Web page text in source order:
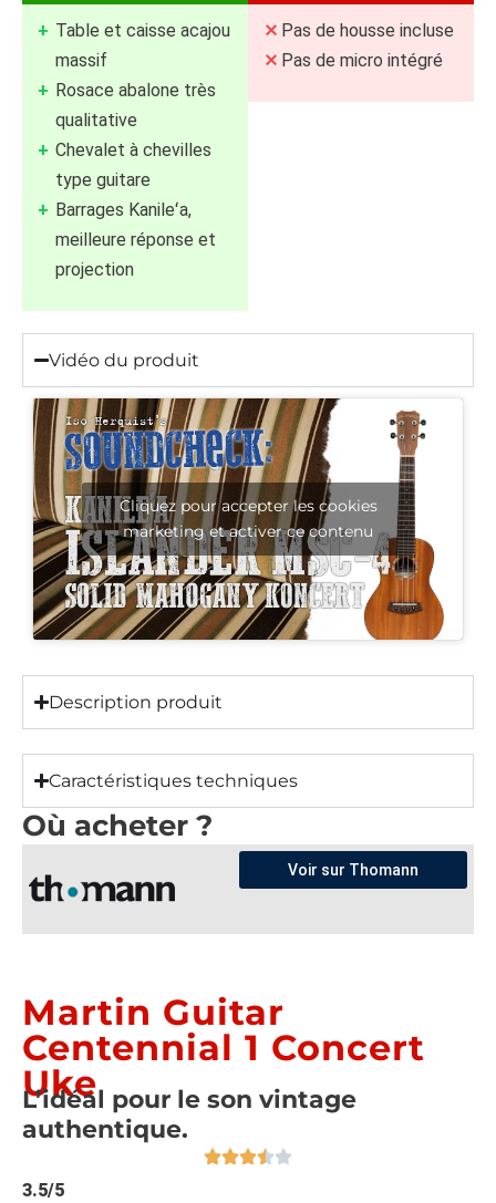
Table et caisse acajou
massif
Rosace abalone très
qualitative
Chevalet à chevilles
type guitare
Barrages Kanileʻa,
meilleure réponse et
projection
Pas de housse incluse
Pas de micro intégré
Vidéo du produit
Cliquez pour accepter les cookies
marketing et activer ce contenu
Description produit
Caractéristiques techniques
Où acheter ?
Voir sur Thomann
Martin Guitar
Centennial 1 Concert
Uke
L’idéal pour le son vintage
authentique.
3.5/5